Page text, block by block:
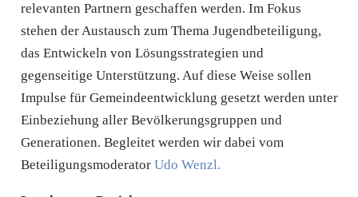
relevanten Partnern geschaffen werden. Im Fokus
stehen der Austausch zum Thema Jugendbeteiligung,
das Entwickeln von Lösungsstrategien und
gegenseitige Unterstützung. Auf diese Weise sollen
Impulse für Gemeindeentwicklung gesetzt werden unter
Einbeziehung aller Bevölkerungsgruppen und
Generationen. Begleitet werden wir dabei vom
Beteiligungsmoderator Udo Wenzl.